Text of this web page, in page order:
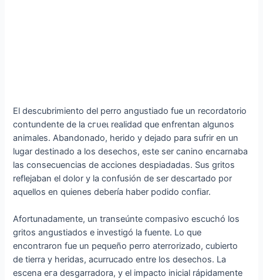
El descubrimiento del perro angustiado fue un recordatorio
contundente de la сгᴜeɩ realidad que enfrentan algunos
animales. Abandonado, herido y dejado para sufrir en un
lugar destinado a los desechos, este ser canino encarnaba
las consecuencias de acciones despiadadas. Sus gritos
reflejaban el dolor y la confusión de ser descartado por
aquellos en quienes debería haber podido confiar.
Afortunadamente, un transeúnte compasivo escuchó los
gritos angustiados e investigó la fuente. Lo que
encontraron fue un pequeño perro aterrorizado, cubierto
de tierra y heridas, acurrucado entre los desechos. La
escena eга desgarradora, y el impacto inicial rápidamente